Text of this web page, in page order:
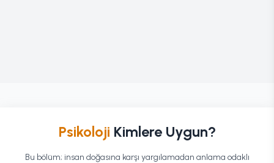
Psikoloji Kimlere Uygun?
Bu bölüm; insan doğasına karşı yargılamadan anlama odaklı